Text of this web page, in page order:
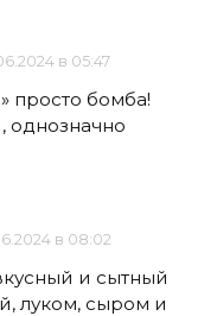
в 05:47
просто бомба!
однозначно
в 08:02
и сытный
луком, сыром и